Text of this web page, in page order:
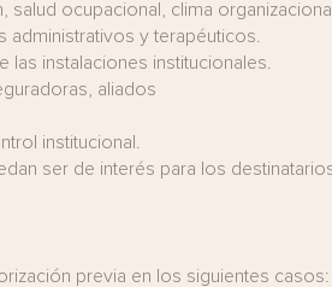
salud ocupacional, clima
y terapéuticos.
instalaciones institucionales.
aliados
institucional.
ser de interés para los
previa en los siguientes casos: